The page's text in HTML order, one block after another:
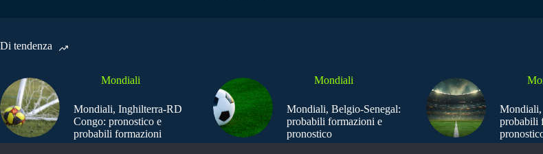
Di tendenza
Mondiali
Mondiali, Inghilterra-RD
Congo: pronostico e
probabili formazioni
Mondiali
Mondiali, Belgio-Senegal:
probabili formazioni e
pronostico
probabili